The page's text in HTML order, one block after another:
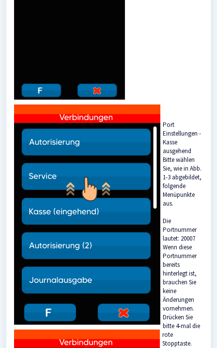
Port
Einstellungen -
Kasse
ausgehend
Bitte wählen
Sie, wie in Abb.
1-3 abgebildet,
folgende
Menüpunkte
aus.
Die
Portnummer
lautet: 20007
Wenn diese
Portnummer
bereits
hinterlegt ist,
brauchen Sie
keine
Änderungen
vornehmen.
Drücken Sie
bitte 4-mal die
rote
Stopptaste.